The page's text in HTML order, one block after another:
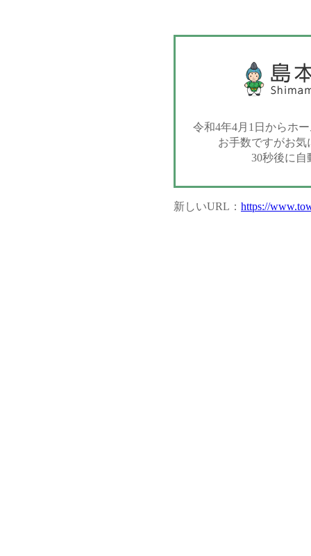
令和4年4月1日からホ
お手数ですがお
30秒後に自
新しいURL： https://